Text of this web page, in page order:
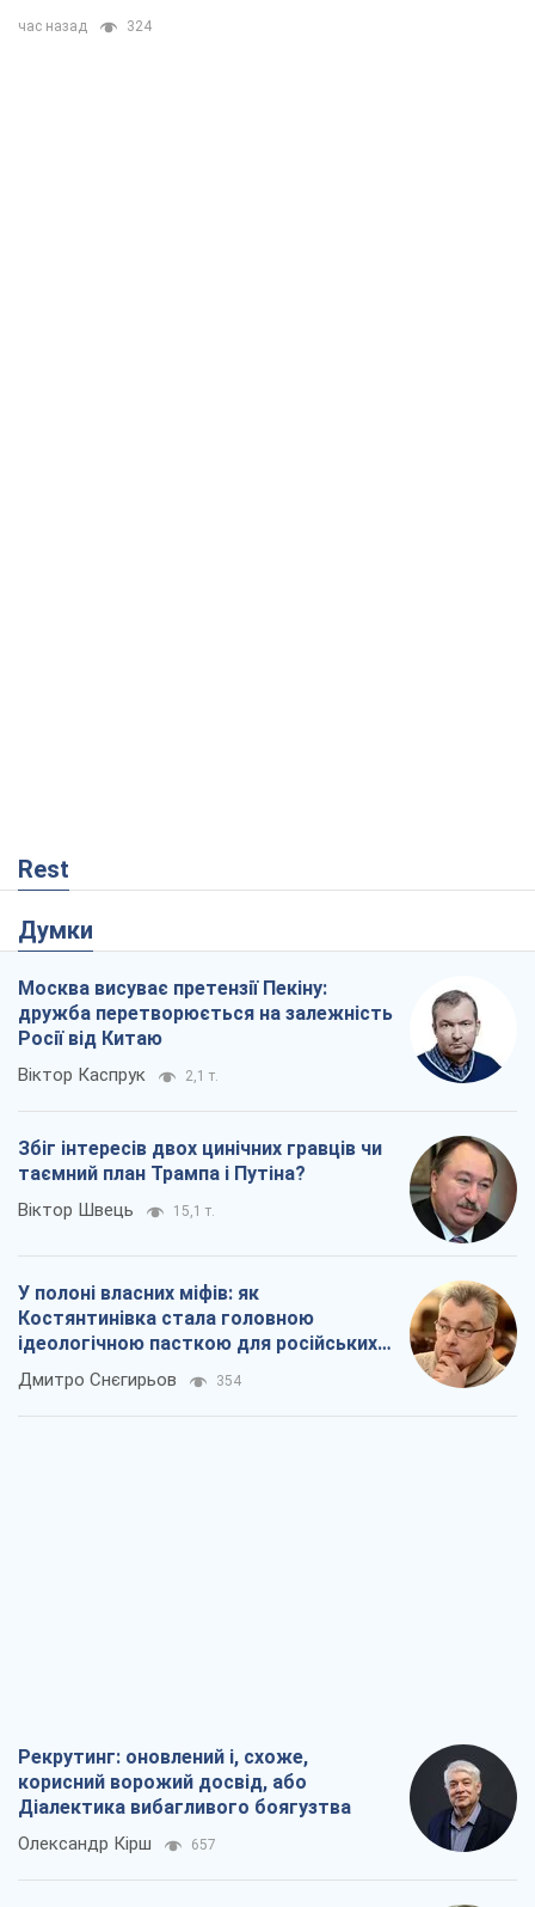
час назад 324
Rest
Думки
Москва висуває претензії Пекіну:
дружба перетворюється на залежність
Росії від Китаю
Віктор Каспрук 2,1 т.
Збіг інтересів двох цинічних гравців чи
таємний план Трампа і Путіна?
Віктор Швець 15,1 т.
У полоні власних міфів: як
Костянтинівка стала головною
ідеологічною пасткою для російських
окупантів
Дмитро Снєгирьов 354
Рекрутинг: оновлений і, схоже,
корисний ворожий досвід, або
Діалектика вибагливого боягузтва
Олександр Кірш 657